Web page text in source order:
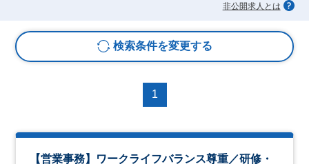
非公開求人とは
検索条件を変更する
1
【営業事務】ワークライフバランス尊重／研修・